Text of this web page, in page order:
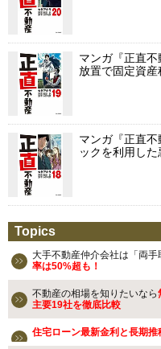
マンガ『正直
放置で固定資
マンガ『正直
ックを利用し
Topics
大手不動産仲介会社は「両手
率は50%超も！
不動産の相場を知りたいなら
主要19社を徹底比較
住宅ローン最新金利と長期推